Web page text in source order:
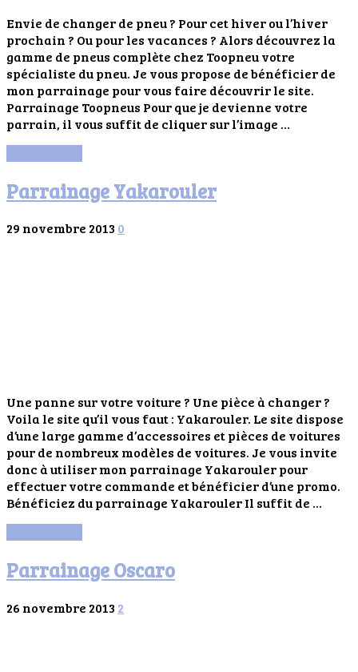
Envie de changer de pneu ? Pour cet hiver ou l’hiver
prochain ? Ou pour les vacances ? Alors découvrez la
gamme de pneus complète chez Toopneu votre
spécialiste du pneu. Je vous propose de bénéficier de
mon parrainage pour vous faire découvrir le site.
Parrainage Toopneus Pour que je devienne votre
parrain, il vous suffit de cliquer sur l’image …
Parrainage Yakarouler
29 novembre 2013 0
Une panne sur votre voiture ? Une pièce à changer ?
Voila le site qu’il vous faut : Yakarouler. Le site dispose
d’une large gamme d’accessoires et pièces de voitures
pour de nombreux modèles de voitures. Je vous invite
donc à utiliser mon parrainage Yakarouler pour
effectuer votre commande et bénéficier d’une promo.
Bénéficiez du parrainage Yakarouler Il suffit de …
Parrainage Oscaro
26 novembre 2013 2